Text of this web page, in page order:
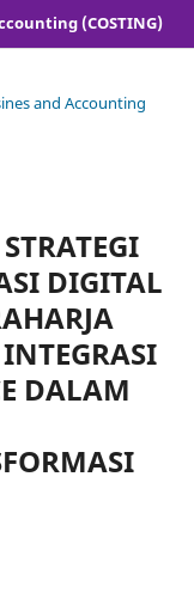
(COSTING)
and Accounting
DIGITAL
DALAM